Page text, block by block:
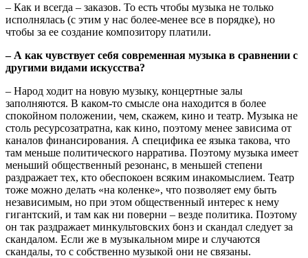
– Как и всегда – заказов. То есть чтобы музыка не только
исполнялась (с этим у нас более-менее все в порядке), но
чтобы за ее создание композитору платили.
– А как чувствует себя современная музыка в сравнении с
другими видами искусства?
– Народ ходит на новую музыку, концертные залы
заполняются. В каком-то смысле она находится в более
спокойном положении, чем, скажем, кино и театр. Музыка не
столь ресурсозатратна, как кино, поэтому менее зависима от
каналов финансирования. А специфика ее языка такова, что
там меньше политического нарратива. Поэтому музыка имеет
меньший общественный резонанс, в меньшей степени
раздражает тех, кто обеспокоен всяким инакомыслием. Театр
тоже можно делать «на коленке», что позволяет ему быть
независимым, но при этом общественный интерес к нему
гигантский, и там как ни поверни – везде политика. Поэтому
он так раздражает минкультовских бонз и скандал следует за
скандалом. Если же в музыкальном мире и случаются
скандалы, то с собственно музыкой они не связаны.